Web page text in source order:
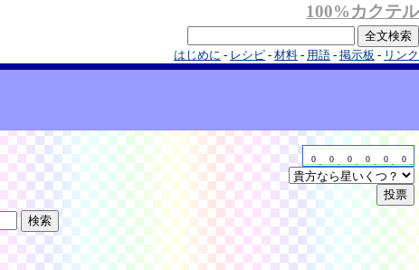
100%カクテル
はじめに - レシピ - 材料 - 用語 - 掲示板 - リンク
0 0 0 0 0 0